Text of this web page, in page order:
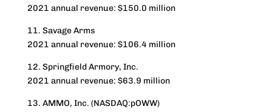
2021 annual revenue: $150.0 million
11. Savage Arms
2021 annual revenue: $106.4 million
12. Springfield Armory, Inc.
2021 annual revenue: $63.9 million
13. AMMO, Inc. (NASDAQ:pOWW)